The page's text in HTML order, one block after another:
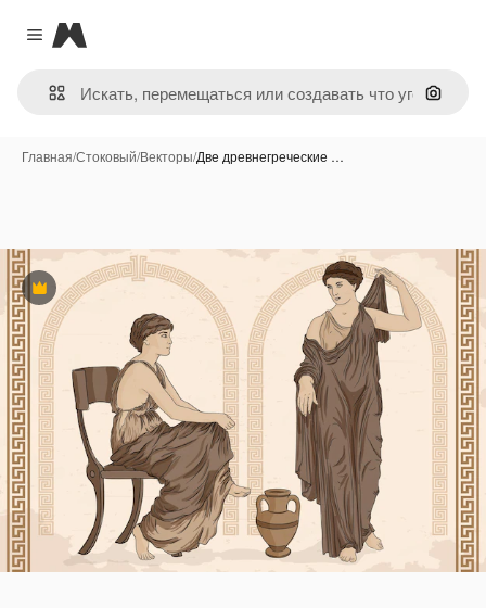
Close menu
Magnific
Поиск
Главная/Стоковый/Векторы/Две древнегреческие …
Премиум